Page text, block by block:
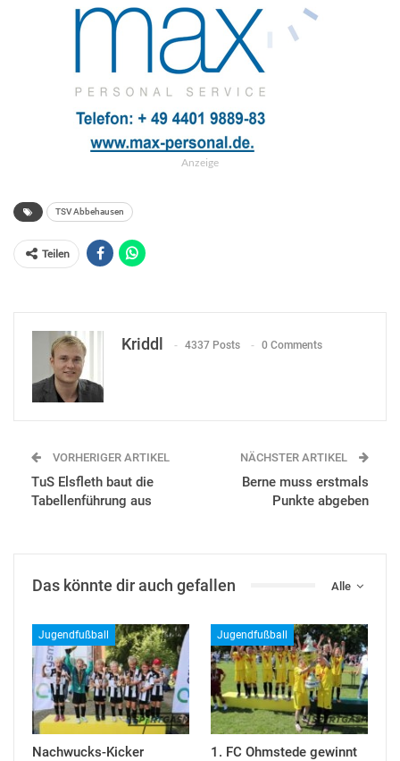
Anzeige
TSV Abbehausen
Teilen
Kriddl 4337 Posts 0 Comments
VORHERIGER ARTIKEL
TuS Elsfleth baut die
Tabellenführung aus
NÄCHSTER ARTIKEL
Berne muss erstmals
Punkte abgeben
Alle
Das könnte dir auch gefallen
Jugendfußball
Nachwucks-Kicker
Jugendfußball
1. FC Ohmstede gewinnt